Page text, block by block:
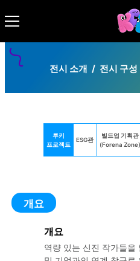
전시 소개 / 전시 구성
루키
프로젝트
ESG관
빌드업 기획관
(Forena Zone)
개요
개요
역량 있는 신진 작가들을